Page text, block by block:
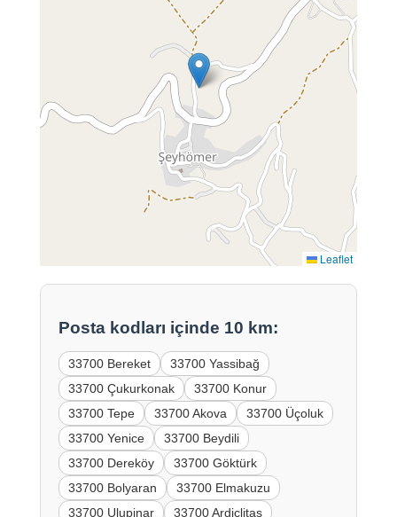
Leaflet
Posta kodları içinde 10 km:
33700 Bereket
33700 Yassibağ
33700 Çukurkonak
33700 Konur
33700 Tepe
33700 Akova
33700 Üçoluk
33700 Yenice
33700 Beydili
33700 Dereköy
33700 Göktürk
33700 Bolyaran
33700 Elmakuzu
33700 Ulupinar
33700 Ardiçlitaş